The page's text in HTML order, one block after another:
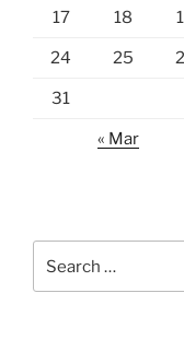
17 18
24 25
31
« Mar
for: